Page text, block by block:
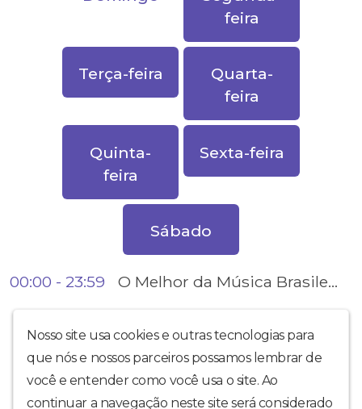
feira
Terça-feira
Quarta-
feira
Quinta-
feira
Sexta-feira
Sábado
00:00 - 23:59 O Melhor da Música Brasileira
Nosso site usa cookies e outras tecnologias para
que nós e nossos parceiros possamos lembrar de
você e entender como você usa o site. Ao
continuar a navegação neste site será considerado